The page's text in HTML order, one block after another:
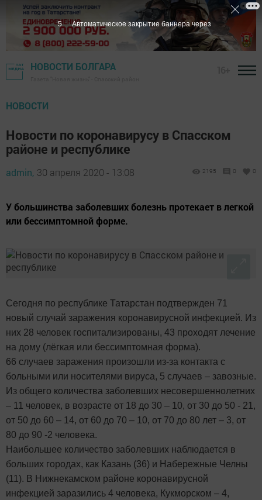
НОВОСТИ БОЛГАРА
НОВОСТИ
Новости по коронавирусу в Спасском
районе и республике
admin, 30 апреля 2020 - 13:08 2195 0 0
У большинства заболевших болезнь протекает в легкой
или бессимптомной форме.
Сегодня по республике Татарстан подтвержден 71
новый случай заражения коронавирусной инфекцией. Из
них 28 человек госпитализированы, 43 проходят лечение
на дому (лёгкая или бессимптомная форма).
66 случаев заражения произошли из-за контакта с
больными или носителями вируса, 5 случаев – завозные.
Из общего количества заболевших несовершеннолетних
– 11 человек, в возрасте от 18 до 30 – 10, от 30 до 50 - 21,
от 50 до 60 – 14, от 60 до 70 – 10, от 70 до 80 лет – 3, от
80 до 90 -2 человека.
Наибольшее количество заболевших наблюдается в
больших городах, как Казань (36) и Набережные Челны
(11). В Нижнекамском районе коронавирусной
инфекцией заразились 4 человека, Кукморском – 4,
4 Автоматическое закрытие баннера через